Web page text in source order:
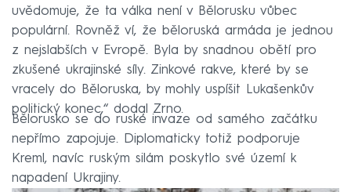
uvědomuje, že ta válka není v Bělorusku vůbec
populární. Rovněž ví, že běloruská armáda je jednou
z nejslabších v Evropě. Byla by snadnou obětí pro
zkušené ukrajinské síly. Zinkové rakve, které by se
vracely do Běloruska, by mohly uspíšit Lukašenkův
politický konec,“ dodal Zrno.
Bělorusko se do ruské invaze od samého začátku
nepřímo zapojuje. Diplomaticky totiž podporuje
Kreml, navíc ruským silám poskytlo své území k
napadení Ukrajiny.